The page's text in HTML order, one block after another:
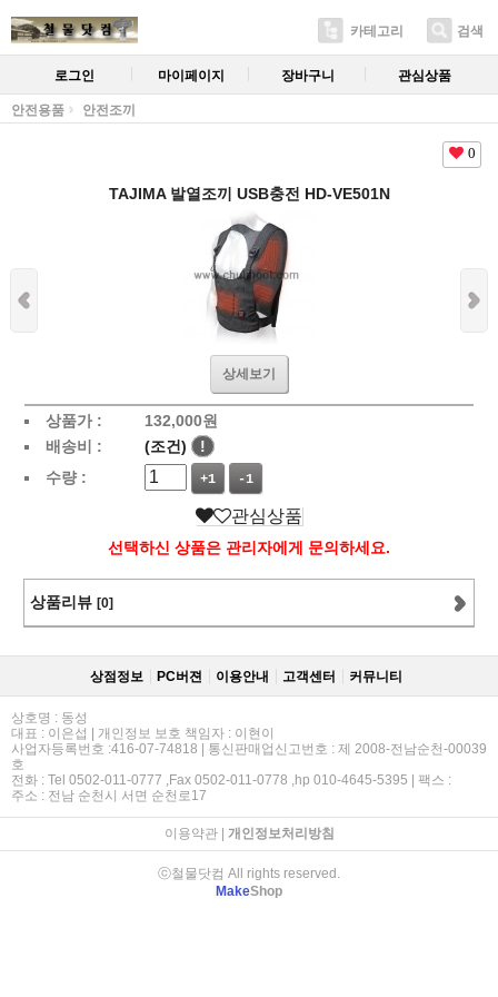
카테고리 검색
로그인 마이페이지 장바구니 관심상품
안전용품 안전조끼
0
TAJIMA 발열조끼 USB충전 HD-VE501N
상세보기
상품가 : 132,000원
배송비 :
(조건)
!
수량 :
+1 -1
관심상품
선택하신 상품은 관리자에게 문의하세요.
상품리뷰 [0]
상점정보 PC버젼 이용안내 고객센터 커뮤니티
상호명 : 동성
대표 : 이은섭 | 개인정보 보호 책임자 : 이현이
사업자등록번호 :416-07-74818 | 통신판매업신고번호 : 제 2008-전남순천-00039
호
전화 : Tel 0502-011-0777 ,Fax 0502-011-0778 ,hp 010-4645-5395 | 팩스 :
주소 : 전남 순천시 서면 순천로17
이용약관| 개인정보처리방침
ⓒ철물닷컴 All rights reserved.
MakeShop